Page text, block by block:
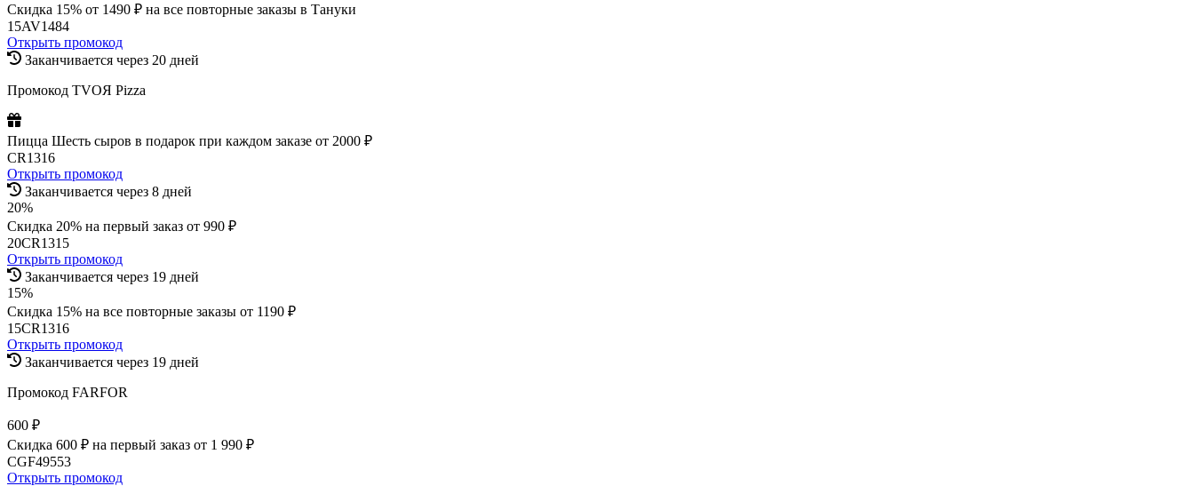
Скидка 15% от 1490 ₽ на все повторные заказы в Тануки
15AV1484
Открыть промокод
Заканчивается через 20 дней
Промокод TVOЯ Pizza
Пицца Шесть сыров в подарок при каждом заказе от 2000 ₽
CR1316
Открыть промокод
Заканчивается через 8 дней
20%
Скидка 20% на первый заказ от 990 ₽
20CR1315
Открыть промокод
Заканчивается через 19 дней
15%
Скидка 15% на все повторные заказы от 1190 ₽
15CR1316
Открыть промокод
Заканчивается через 19 дней
Промокод FARFOR
600 ₽
Скидка 600 ₽ на первый заказ от 1 990 ₽
CGF49553
Открыть промокод